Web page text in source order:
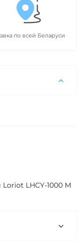
по всей Беларуси
LHCY-1000 M